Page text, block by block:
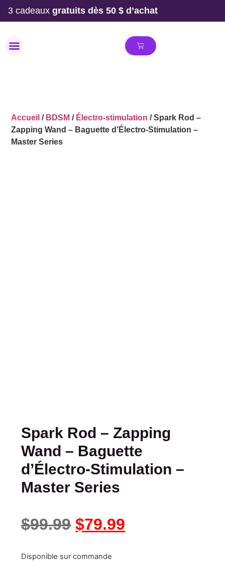
3 cadeaux gratuits dès 50 $ d’achat
Accueil / BDSM / Électro-stimulation / Spark Rod –
Zapping Wand – Baguette d’Électro-Stimulation –
Master Series
Spark Rod – Zapping
Wand – Baguette
d’Électro-Stimulation –
Master Series
$99.99 $79.99
Disponible sur commande